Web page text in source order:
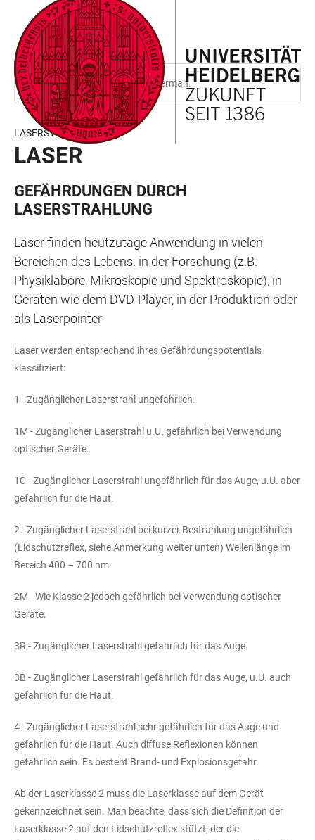
ACCESSIBILITY
LINKS
JUMP
TO
MAIN
CONTENT
OPEN
MAIN
NAVIGATION
OPEN
SEARCH
FORM
This page is only available in German.
LASERSTRAHLUNG
LASER
GEFÄHRDUNGEN DURCH
LASERSTRAHLUNG
Laser finden heutzutage Anwendung in vielen
Bereichen des Lebens: in der Forschung (z.B.
Physiklabore, Mikroskopie und Spektroskopie), in
Geräten wie dem DVD-Player, in der Produktion oder
als Laserpointer
Laser werden entsprechend ihres Gefährdungspotentials
klassifiziert:
1 - Zugänglicher Laserstrahl ungefährlich.
1M - Zugänglicher Laserstrahl u.U. gefährlich bei Verwendung
optischer Geräte.
1C - Zugänglicher Laserstrahl ungefährlich für das Auge, u.U. aber
gefährlich für die Haut.
2 - Zugänglicher Laserstrahl bei kurzer Bestrahlung ungefährlich
(Lidschutzreflex, siehe Anmerkung weiter unten) Wellenlänge im
Bereich 400 – 700 nm.
2M - Wie Klasse 2 jedoch gefährlich bei Verwendung optischer
Geräte.
3R - Zugänglicher Laserstrahl gefährlich für das Auge.
3B - Zugänglicher Laserstrahl gefährlich für das Auge, u.U. auch
gefährlich für die Haut.
4 - Zugänglicher Laserstrahl sehr gefährlich für das Auge und
gefährlich für die Haut. Auch diffuse Reflexionen können
gefährlich sein. Es besteht Brand- und Explosionsgefahr.
Ab der Laserklasse 2 muss die Laserklasse auf dem Gerät
gekennzeichnet sein. Man beachte, dass sich die Definition der
Laserklasse 2 auf den Lidschutzreflex stützt, der die